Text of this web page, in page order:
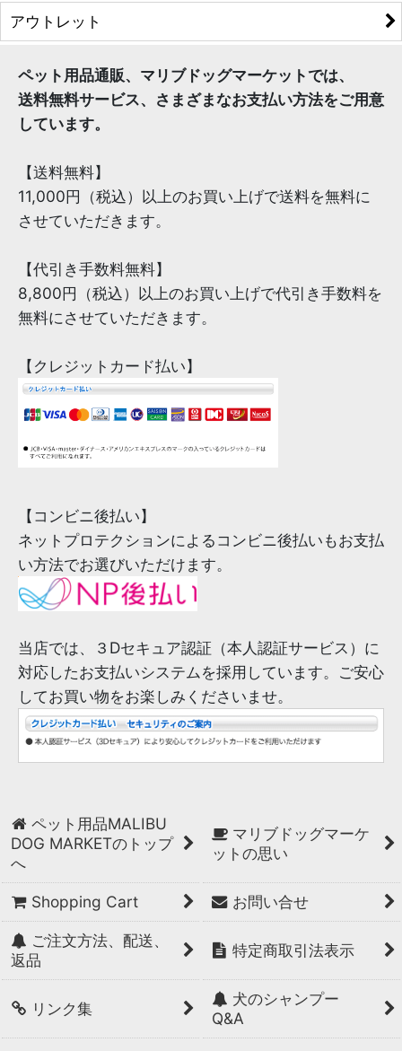
アウトレット
ペット用品通販、マリブドッグマーケットでは、
送料無料サービス、さまざまなお支払い方法をご用意
しています。
【送料無料】
11,000円（税込）以上のお買い上げで送料を無料に
させていただきます。
【代引き手数料無料】
8,800円（税込）以上のお買い上げで代引き手数料を
無料にさせていただきます。
【クレジットカード払い】
【コンビニ後払い】
ネットプロテクションによるコンビニ後払いもお支払
い方法でお選びいただけます。
当店では、３Dセキュア認証（本人認証サービス）に
対応したお支払いシステムを採用しています。ご安心
してお買い物をお楽しみくださいませ。
ペット用品MALIBU
DOG MARKETのトップ
へ
マリブドッグマーケ
ットの思い
Shopping Cart お問い合せ
ご注文方法、配送、
返品
特定商取引法表示
リンク集
犬のシャンプー
Q&A